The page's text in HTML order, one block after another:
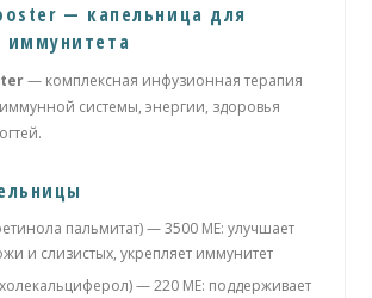
— капельница для
иммунитета
— комплексная инфузионная терапия
системы, энергии, здоровья
пальмитат) — 3500 МЕ: улучшает
и слизистых, укрепляет иммунитет
— 220 МЕ: поддерживает